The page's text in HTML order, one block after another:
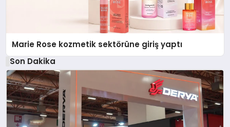
Marie Rose kozmetik sektörüne giriş yaptı
Son Dakika